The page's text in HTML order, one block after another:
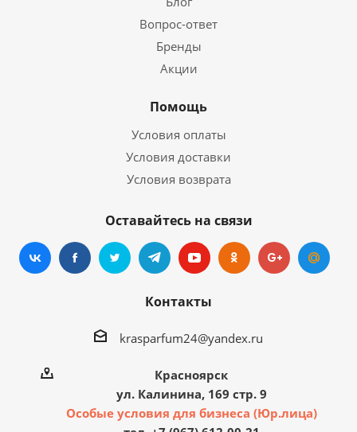
Вопрос-ответ
Бренды
Акции
Помощь
Условия оплаты
Условия доставки
Условия возврата
Оставайтесь на связи
Контакты
krasparfum24@yandex.ru
Красноярск
ул. Калинина, 169 стр. 9
Особые условия для бизнеса (Юр.лица)